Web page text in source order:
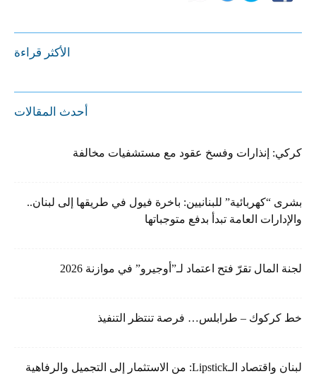
الأكثر قراءة
أحدث المقالات
كركي: إنذارات وفسخ عقود مع مستشفيات مخالفة
بشرى “كهربائية” للبنانيين: باخرة فيول في طريقها إلى لبنان..
والإدارات العامة تبدأ بدفع متوجباتها
لجنة المال تقرّ فتح اعتماد لـ”أوجيرو” في موازنة 2026
خط كركوك – طرابلس… فرصة تنتظر التنفيذ
لبنان واقتصاد الـLipstick: من الاستثمار إلى التجميل والرفاهية